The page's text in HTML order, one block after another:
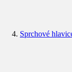
Sprchové